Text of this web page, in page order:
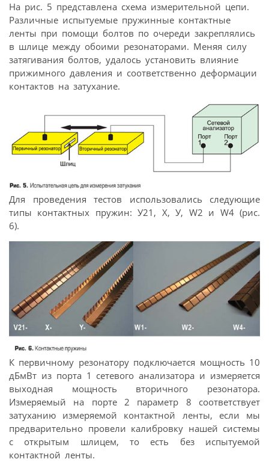
На рис. 5 представлена схема измерительной цепи.
Различные испытуемые пружинные контактные
ленты при помощи болтов по очереди закреплялись
в шлице между обоими резонаторами. Меняя силу
затягивания болтов, удалось установить влияние
прижимного давления и соответственно деформации
контактов на затухание.
Для проведения тестов использовались следующие
типы контактных пружин: У21, X, У, W2 и W4 (рис.
6).
К первичному резонатору подключается мощность 10
дБмВт из порта 1 сетевого анализатора и измеряется
выходная мощность вторичного резонатора.
Измеряемый на порте 2 параметр 8 соответствует
затуханию измеряемой контактной ленты, если мы
предварительно провели калибровку нашей системы
с открытым шлицем, то есть без испытуемой
контактной ленты.